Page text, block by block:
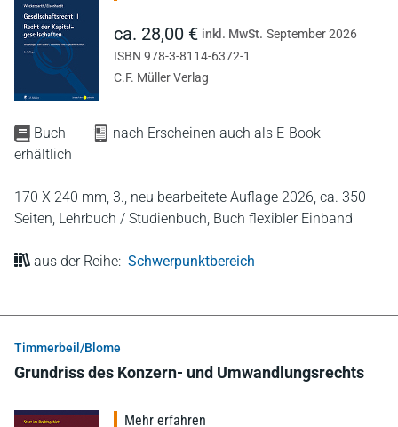
Buch
nach Erscheinen auch als E-Book
erhältlich
170 X 240 mm, 3., neu bearbeitete Auflage 2026, ca. 350
Seiten, Lehrbuch / Studienbuch, Buch flexibler Einband
aus der Reihe: Schwerpunktbereich
ca. 28,00 € inkl. MwSt. September 2026
ISBN 978-3-8114-6372-1
C.F. Müller Verlag
Timmerbeil/Blome
Grundriss des Konzern- und Umwandlungsrechts
Mehr erfahren